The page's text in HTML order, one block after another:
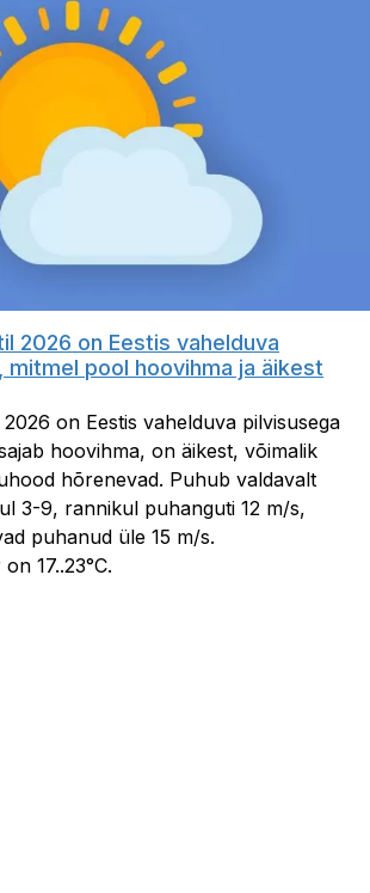
2026 on Eestis vahelduva
mitmel pool hoovihma ja äikest
on Eestis vahelduva pilvisusega
hoovihma, on äikest, võimalik
hõrenevad. Puhub valdavalt
3-9, rannikul puhanguti 12 m/s,
puhanud üle 15 m/s.
17..23°C.